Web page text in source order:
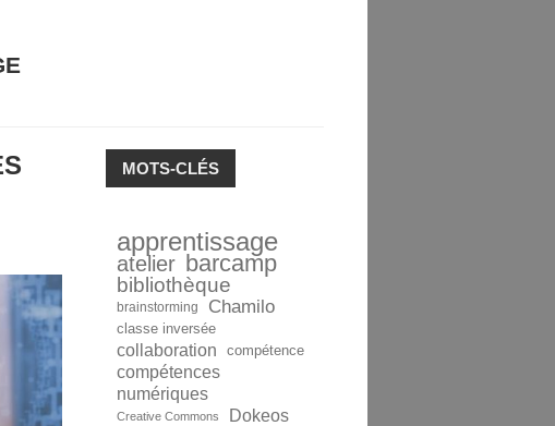
MOTS-CLÉS
apprentissage
atelier barcamp
bibliothèque
brainstorming Chamilo
classe inversée
collaboration compétence
compétences
numériques
Creative Commons
Dokeos